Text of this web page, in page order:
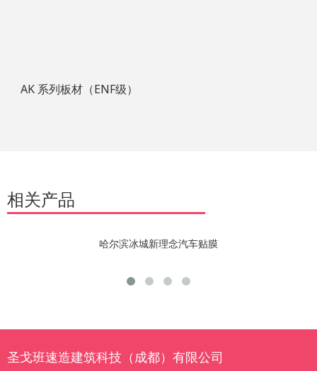
AK 系列板材（ENF级）
相关产品
哈尔滨冰城新理念汽车贴膜
圣戈班速造建筑科技（成都）有限公司